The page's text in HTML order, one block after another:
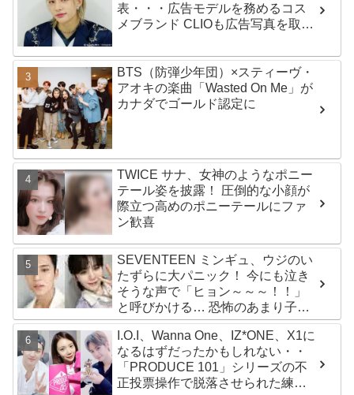
表・・・広告モデルを務めるコス
メブランド CLIOも広告写真を取り
BTS（防弾少年団）×スティーヴ・
アオキの楽曲「Wasted On Me」が
カナダでゴールド認定に
TWICE サナ、女神のようなポニー
テール姿を披露！ 圧倒的な小顔が
際立つ高めのポニーテールにファ
ン歓喜
SEVENTEEN ミンギュ、ウジのい
たずらに大パニック！ 今にも泣き
そうな声で「ヒョン～～～！！」
と呼びかける… 恐怖のあまり子供
のように駆け出す姿がかわいい
I.O.I、Wanna One、IZ*ONE、X1に
なるはずだったかもしれない・・
「PRODUCE 101」シリーズの不
正投票操作で脱落させられた練習